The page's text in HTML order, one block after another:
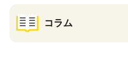
コラム